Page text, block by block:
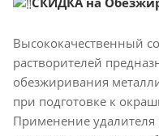
Высококачественный
растворителей
обезжиривания
при подготовке к
Применение удалителя